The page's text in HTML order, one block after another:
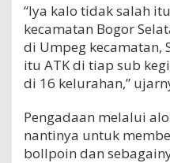
“Iya kalo tidak salah
kecamatan Bogor
di Umpeg kecamatan,
itu ATK di tiap sub
di 16 kelurahan,”
Pengadaan melalui
nantinya untuk
bollpoin dan